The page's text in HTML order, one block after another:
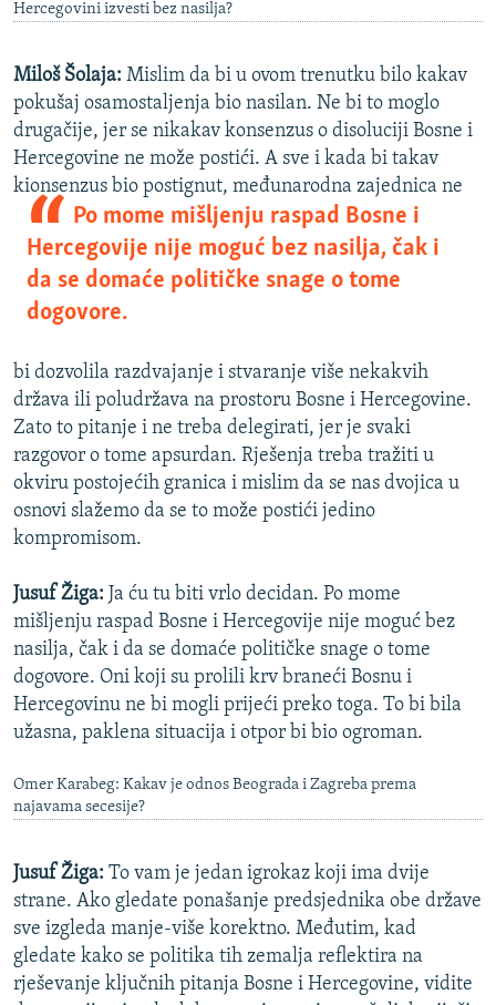
Hercegovini izvesti bez nasilja?
Miloš Šolaja: Mislim da bi u ovom trenutku bilo kakav
pokušaj osamostaljenja bio nasilan. Ne bi to moglo
drugačije, jer se nikakav konsenzus o disoluciji Bosne i
Hercegovine ne može postići. A sve i kada bi takav
kionsenzus bio postig
Po mome mišljenju raspad Bosne i
Hercegovije nije moguć bez nasilja, čak i
da se domaće političke snage o tome
dogovore.
nut, međunarodna zajednica ne
bi dozvolila razdvajanje i stvaranje više nekakvih
država ili poludržava na prostoru Bosne i Hercegovine.
Zato to pitanje i ne treba delegirati, jer je svaki
razgovor o tome apsurdan. Rješenja treba tražiti u
okviru postojećih granica i mislim da se nas dvojica u
osnovi slažemo da se to može postići jedino
kompromisom.
Jusuf Žiga: Ja ću tu biti vrlo decidan. Po mome
mišljenju raspad Bosne i Hercegovije nije moguć bez
nasilja, čak i da se domaće političke snage o tome
dogovore. Oni koji su prolili krv braneći Bosnu i
Hercegovinu ne bi mogli prijeći preko toga. To bi bila
užasna, paklena situacija i otpor bi bio ogroman.
Omer Karabeg: Kakav je odnos Beograda i Zagreba prema
najavama secesije?
Jusuf Žiga: To vam je jedan igrokaz koji ima dvije
strane. Ako gledate ponašanje predsjednika obe države
sve izgleda manje-više korektno. Međutim, kad
gledate kako se politika tih zemalja reflektira na
rješevanje ključnih pitanja Bosne i Hercegovine, vidite